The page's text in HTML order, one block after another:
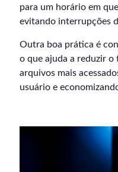
para um horário em
evitando interrupções
Outra boa prática é
o que ajuda a reduzir o
arquivos mais
usuário e